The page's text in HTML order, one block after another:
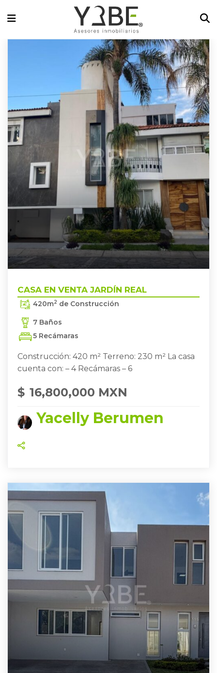
CASA EN VENTA JARDÍN REAL,
ZAPOPAN
CASA EN VENTA JARDÍN REAL
420m2 de Construcción
7 Baños
5 Recámaras
Construcción: 420 m² Terreno: 230 m² La casa
cuenta con: – 4 Recámaras – 6
$ 16,800,000 MXN
Yacelly Berumen